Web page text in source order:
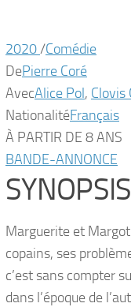
2020/Comédie
DePierre Coré
AvecAlice Pol, Clovis
NationalitéFrançais
À PARTIR DE 8 ANS
BANDE-ANNONCE
Marguerite et
copains, ses
c’est sans compter
dans l’époque de